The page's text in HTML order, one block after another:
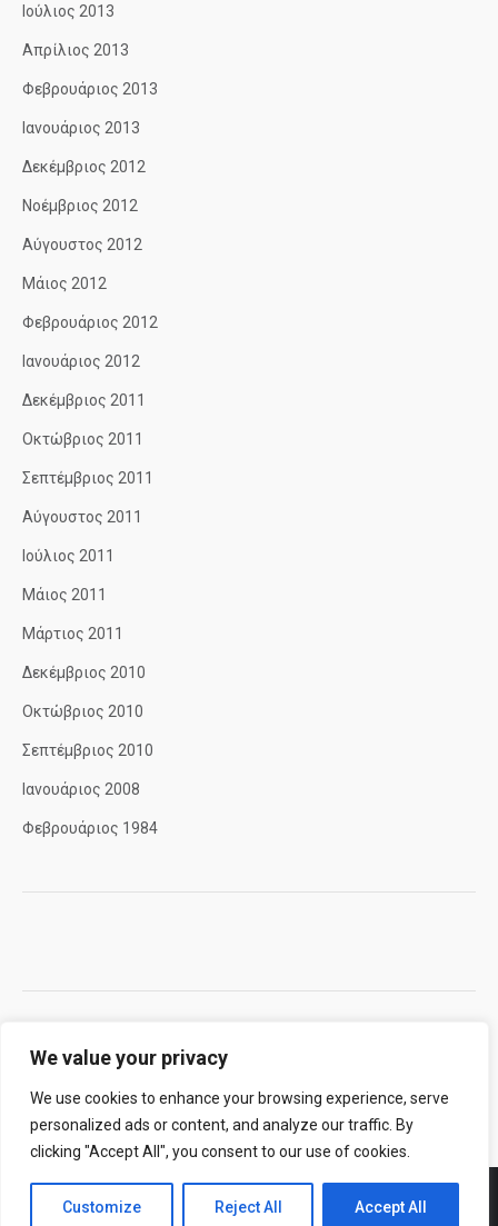
We value your privacy
We use cookies to enhance your browsing experience, serve
personalized ads or content, and analyze our traffic. By
clicking "Accept All", you consent to our use of cookies.
Customize Reject All Accept All
Ιούλιος 2013
Απρίλιος 2013
Φεβρουάριος 2013
Ιανουάριος 2013
Δεκέμβριος 2012
Νοέμβριος 2012
Αύγουστος 2012
Μάιος 2012
Φεβρουάριος 2012
Ιανουάριος 2012
Δεκέμβριος 2011
Οκτώβριος 2011
Σεπτέμβριος 2011
Αύγουστος 2011
Ιούλιος 2011
Μάιος 2011
Μάρτιος 2011
Δεκέμβριος 2010
Οκτώβριος 2010
Σεπτέμβριος 2010
Ιανουάριος 2008
Φεβρουάριος 1984